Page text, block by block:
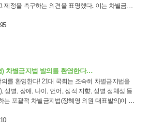
제정을 촉구하는 의견을 표명했다. 이는 차별금지
) 차별금지법 발의를 환영한다…
를 환영한다! 21대 국회는 조속히 차별금지법을
는 포괄적 차별금지법(장혜영 의원 대표발의)이 …